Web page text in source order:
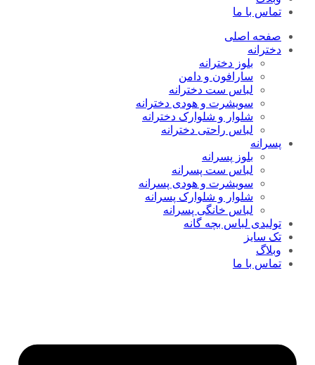
تماس با ما
صفحه اصلی
دخترانه
بلوز دخترانه
سارافون و دامن
لباس ست دخترانه
سویشرت و هودی دخترانه
شلوار و شلوارک دخترانه
لباس راحتی دخترانه
پسرانه
بلوز پسرانه
لباس ست پسرانه
سویشرت و هودی پسرانه
شلوار و شلوارک پسرانه
لباس خانگی پسرانه
تولیدی لباس بچه گانه
تک سایز
وبلاگ
تماس با ما